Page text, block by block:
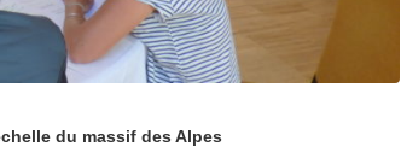
du massif des Alpes